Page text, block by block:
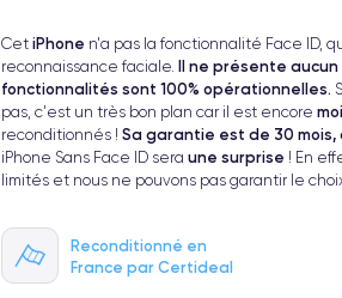
Cet iPhone n'a pas la fonctionnalité Face ID,
reconnaissance faciale. Il ne présente
fonctionnalités sont 100% opérationnelles.
pas, c'est un très bon plan car il est encore
reconditionnés ! Sa garantie est de 30 mois,
iPhone Sans Face ID sera une surprise ! En
limités et nous ne pouvons pas garantir le
Reconditionné en
France par Certideal